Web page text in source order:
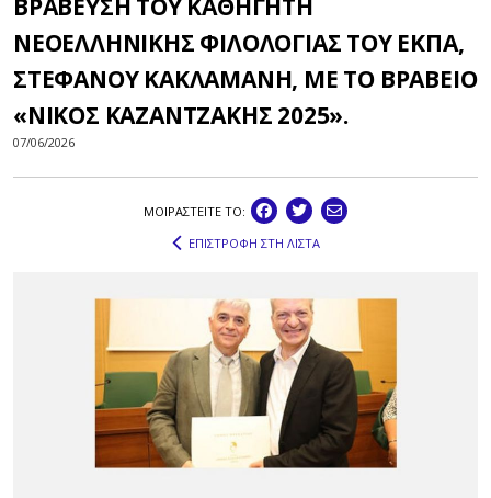
ΒΡΑΒΕΥΣΗ ΤΟΥ ΚΑΘΗΓΗΤΗ
ΝΕΟΕΛΛΗΝΙΚΗΣ ΦΙΛΟΛΟΓΙΑΣ ΤΟΥ ΕΚΠΑ,
ΣΤΕΦΑΝΟΥ ΚΑΚΛΑΜΑΝΗ, ΜΕ ΤΟ ΒΡΑΒΕΙΟ
«ΝΙΚΟΣ ΚΑΖΑΝΤΖΑΚΗΣ 2025».
07/06/2026
ΜΟΙΡΑΣΤEIΤΕ ΤΟ:
ΕΠΙΣΤΡΟΦΗ ΣΤΗ ΛΙΣΤΑ